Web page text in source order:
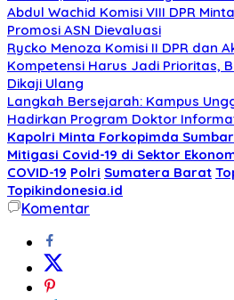
Abdul Wachid Komisi VIII DPR
Promosi ASN Dievaluasi
Rycko Menoza Komisi II DPR dan
Kompetensi Harus Jadi Prioritas,
Dikaji Ulang
Langkah Bersejarah: Kampus
Hadirkan Program Doktor
Kapolri Minta Forkopimda
Mitigasi Covid-19 di Sektor
COVID-19 Polri Sumatera Barat
Topikindonesia.id
Komentar